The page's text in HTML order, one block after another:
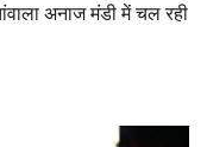
अनाज मंडी में चल रही